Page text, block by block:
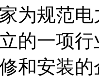
为规范
的一项
和安装